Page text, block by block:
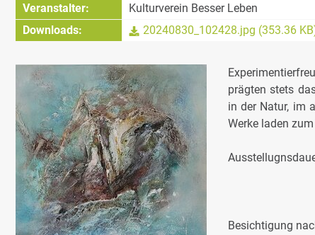
Veranstalter:
Kulturverein Besser Leben
Downloads:
20240830_102428.jpg (353.36
prägten stets
in der Natur, im
Werke laden
Besichtigung